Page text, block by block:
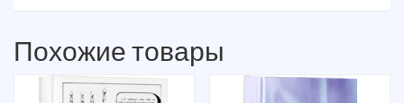
Похожие товары